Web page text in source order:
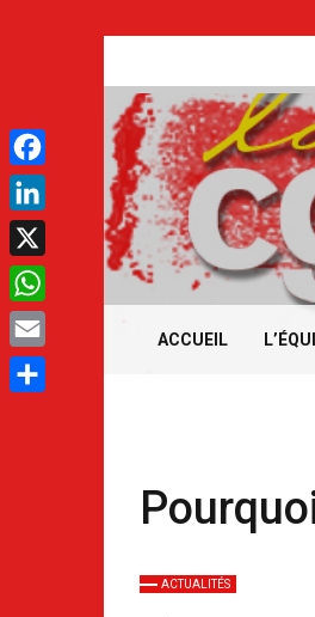
au
contenu
.
ACCUEIL
ACTUALITÉS
Facebook
LinkedIn
X
WhatsApp
Email